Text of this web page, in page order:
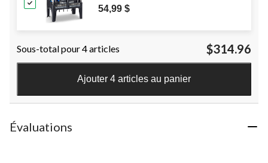
54,99 $
Sous-total pour 4 articles $314.96
Ajouter 4 articles au panier
Évaluations